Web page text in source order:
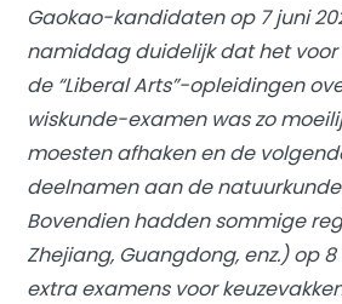
Gaokao-kandidaten op 7 juni
namiddag duidelijk dat het
de “Liberal Arts”-opleidingen
wiskunde-examen was zo
moesten afhaken en de
deelnamen aan de
Bovendien hadden sommige
Zhejiang, Guangdong, enz.) op 8
extra examens voor